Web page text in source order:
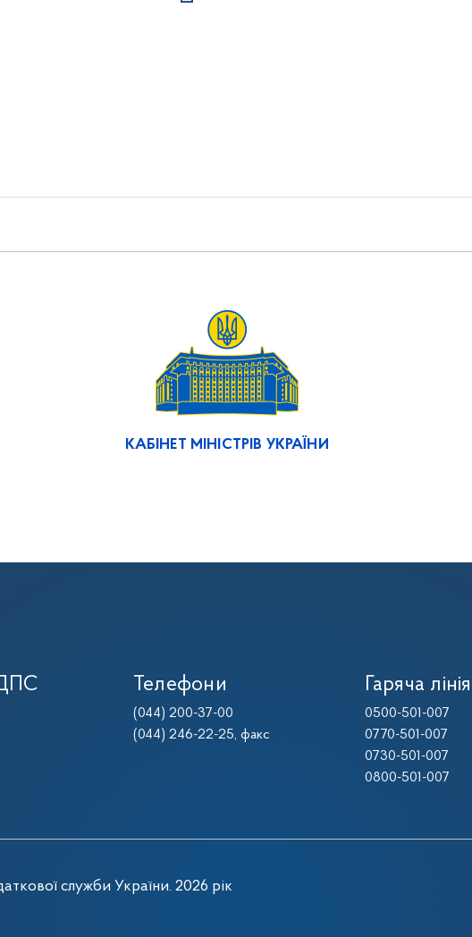
КАБІНЕТ МІНІСТРІВ УКРАЇНИ
Телефони
(044) 200-37-00
(044) 246-22-25, факс
Гаряча лінія
0500-501-007
0770-501-007
0730-501-007
0800-501-007
служби України. 2026 рік